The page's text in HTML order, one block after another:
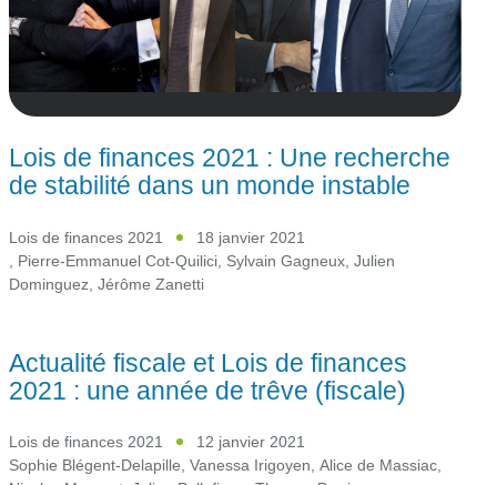
Lois de finances 2021 : Une recherche
de stabilité dans un monde instable
Lois de finances 2021
18 janvier 2021
Pierre-Emmanuel Cot-Quilici Sylvain Gagneux Julien
Dominguez Jérôme Zanetti
Actualité fiscale et Lois de finances
2021 : une année de trêve (fiscale)
Lois de finances 2021
12 janvier 2021
Sophie Blégent-Delapille Vanessa Irigoyen Alice de Massiac